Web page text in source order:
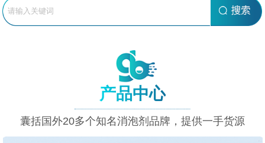
产品中心
囊括国外20多个知名消泡剂品牌，提供一手货源